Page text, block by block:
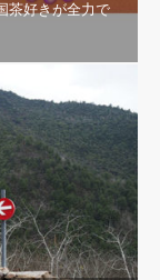
茶好きが全力で